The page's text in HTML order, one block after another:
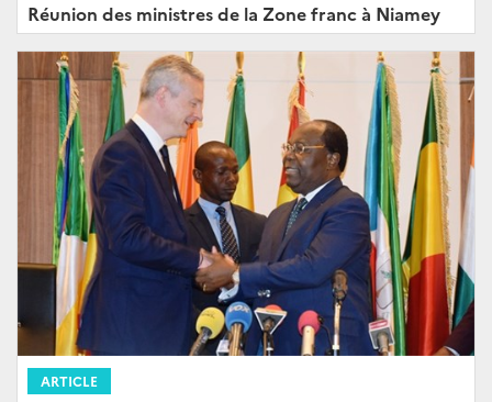
Réunion des ministres de la Zone franc à Niamey
ARTICLE